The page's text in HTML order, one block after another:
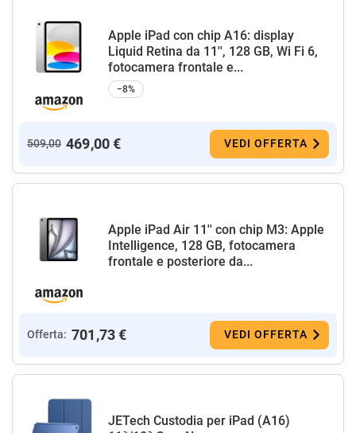
Apple iPad con chip A16: display
Liquid Retina da 11'', 128 GB, Wi Fi 6,
fotocamera frontale e...
−8%
509,00 469,00 € VEDI OFFERTA
Apple iPad Air 11'' con chip M3: Apple
Intelligence, 128 GB, fotocamera
frontale e posteriore da...
Offerta: 701,73 € VEDI OFFERTA
JETech Custodia per iPad (A16)